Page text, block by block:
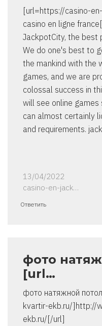
[url=https://casino-
casino en ligne
JackpotCity, the best
We do one's best to
the mankind with the
games, and we are
colossal success in
will see online
can almost certainly
and requirements.
13/04/2022
casino-en-jack…
Ответить
фото
[url…
фото натяжной
kvartir-ekb.ru/]http://
ekb.ru/[/url]